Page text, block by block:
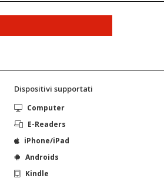
Dispositivi supportati
Computer
E-Readers
iPhone/iPad
Androids
Kindle